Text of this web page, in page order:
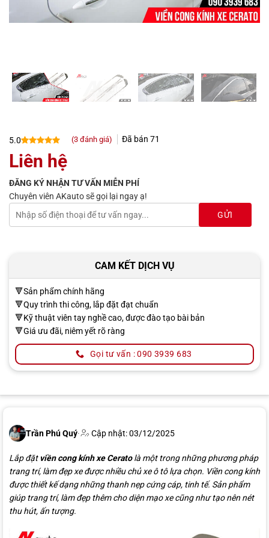
5.0
5.0
trên 5
dựa trên
3
(3đánh giá) Đã bán 71
Liên hệ
ĐĂNG KÝ NHẬN TƯ VẤN MIỄN PHÍ
Chuyên viên AKauto sẽ gọi lại ngay ạ!
CAM KẾT DỊCH VỤ
🔻Sản phẩm chính hãng
🔻Quy trình thi công, lắp đặt đạt chuẩn
🔻Kỹ thuật viên tay nghề cao, được đào tạo bài bản
🔻Giá ưu đãi, niêm yết rõ ràng
Gọi tư vấn : 090 3939 683
Trần Phú Quý· Cập nhật: 03/12/2025
Lắp đặt viền cong kính xe Ceratolà một trong những phương pháp
trang trí, làm đẹp xe được nhiều chủ xe ô tô lựa chọn. Viền cong kính
được thiết kế dạng những thanh nẹp cứng cáp, tinh tế. Sản phẩm
giúp trang trí, làm đẹp thêm cho diện mạo xe cũng như tạo nên nét
thu hút, ấn tượng.